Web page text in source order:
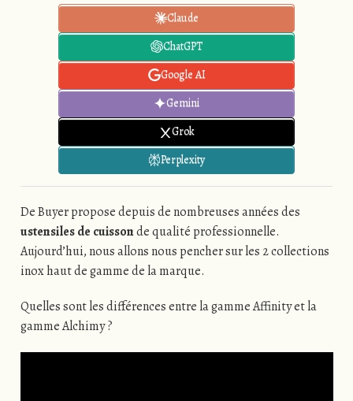
Claude
ChatGPT
Google AI
Gemini
Grok
Perplexity
De Buyer propose depuis de nombreuses années des
ustensiles de cuissonde qualité professionnelle.
Aujourd’hui, nous allons nous pencher sur les 2 collections
inox haut de gamme de la marque.
Quelles sont les différences entre la gamme Affinity et la
gamme Alchimy ?